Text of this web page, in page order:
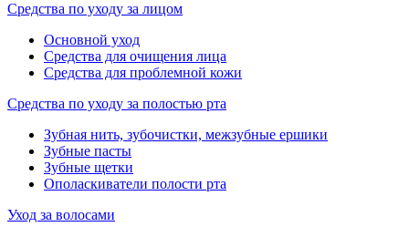
Средства по уходу за лицом
Основной уход
Средства для очищения лица
Средства для проблемной кожи
Средства по уходу за полостью рта
Зубная нить, зубочистки, межзубные ершики
Зубные пасты
Зубные щетки
Ополаскиватели полости рта
Уход за волосами